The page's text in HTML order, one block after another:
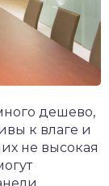
дешево,
к влаге и
не высокая